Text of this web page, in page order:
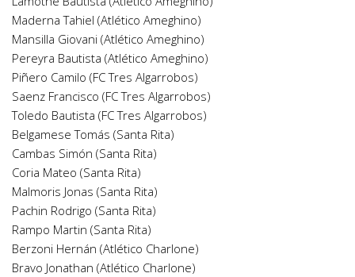
Maderna Tahiel (Atlético Ameghino)
Mansilla Giovani (Atlético Ameghino)
Pereyra Bautista (Atlético Ameghino)
Piñero Camilo (FC Tres Algarrobos)
Saenz Francisco (FC Tres Algarrobos)
Toledo Bautista (FC Tres Algarrobos)
Belgamese Tomás (Santa Rita)
Cambas Simón (Santa Rita)
Coria Mateo (Santa Rita)
Malmoris Jonas (Santa Rita)
Pachin Rodrigo (Santa Rita)
Rampo Martin (Santa Rita)
Berzoni Hernán (Atlético Charlone)
Bravo Jonathan (Atlético Charlone)